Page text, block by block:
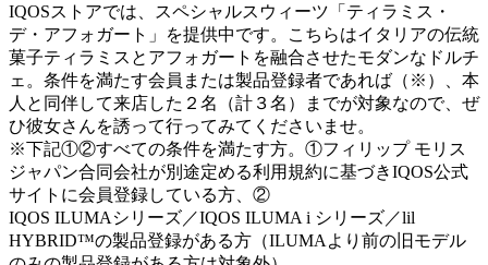
IQOSストアでは、スペシャルスウィーツ「ティラミス・
デ・アフォガート」を提供中です。こちらはイタリアの伝統
菓子ティラミスとアフォガートを融合させたモダンなドルチ
ェ。条件を満たす会員または製品登録者であれば（※）、本
人と同伴して来店した２名（計３名）までが対象なので、ぜ
ひ彼女さんを誘って行ってみてくださいませ。
※下記①②すべての条件を満たす方。①フィリップ モリス
ジャパン合同会社が別途定める利用規約に基づきIQOS公式
サイトに会員登録している方、②
IQOS ILUMAシリーズ／IQOS ILUMA i シリーズ／lil
HYBRID™の製品登録がある方（ILUMAより前の旧モデル